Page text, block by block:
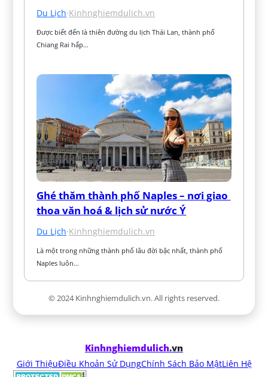
Du Lịch·Kinhnghiemdulich.vn
Được biết đến là thiên đường du lịch Thái Lan, thành phố
Chiang Rai hấp…
Ghé thăm thành phố Naples – nơi giao
thoa văn hoá & lịch sử nước Ý
Du Lịch·Kinhnghiemdulich.vn
Là một trong những thành phố lâu đời bậc nhất, thành phố
Naples luôn…
© 2024 Kinhnghiemdulich.vn. All rights reserved.
Kinhnghiemdulich.vn
Giới ThiệuĐiều Khoản Sử DụngChính Sách Bảo MậtLiên Hệ